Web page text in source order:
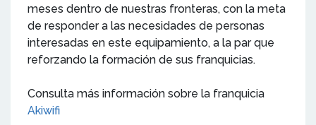
meses dentro de nuestras fronteras, con la meta
de responder a las necesidades de personas
interesadas en este equipamiento, a la par que
reforzando la formación de sus franquicias.
Consulta más información sobre la franquicia
Akiwifi